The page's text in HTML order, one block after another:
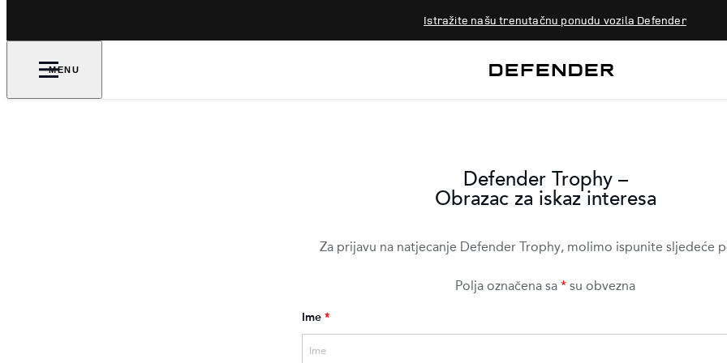
Istražite našu trenutačnu ponudu vozila Defender
MENU
Defender Trophy –
Obrazac za iskaz interesa
Za prijavu na natjecanje Defender Trophy, molimo ispunite sljedeće
Polja označena sa * su obvezna
Ime *